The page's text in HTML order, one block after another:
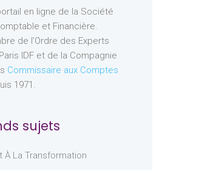
en ligne de la Société
et Financière.
de l’Ordre des Experts
IDF et de la Compagnie
Commissaire aux Comptes
1971.
sujets
À La Transformation